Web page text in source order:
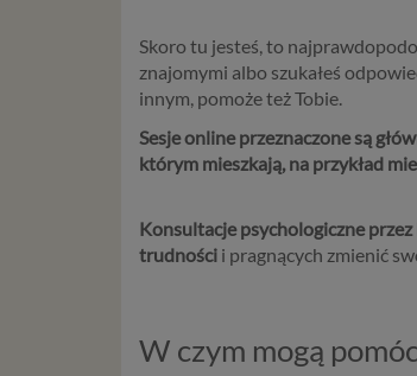
Skoro tu jesteś, to
znajomymi albo szukałeś
innym, pomoże też Tobie.
Sesje online przeznaczone są
którym mieszkają, na przykład
Konsultacje psychologiczne
trudności i pragnących zmienić
W czym mogą